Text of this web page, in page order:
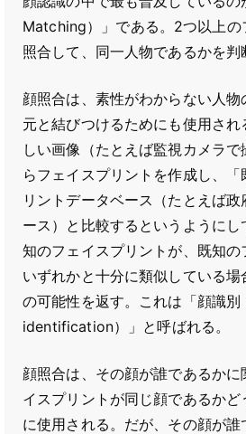
Matching）」である。2つ以上の
照合して、同一人物であるかを判
顔照合は、素性がわからない人
元と結びつけるためにも使用さ
しい画像（たとえば監視カメラ
らフェイスプリントを作成し、
リントデータベース（たとえば
ース）と比較するというように
知のフェイスプリントが、既知
いずれかと十分に類似している
の可能性を返す。これは「顔識
identification）」と呼ばれる。
顔照合は、その顔が誰であるか
イスプリントが同じ顔であるか
に使用される。だが、その顔が